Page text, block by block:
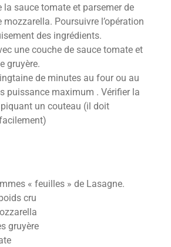
la sauce tomate et parsemer de
mozzarella. Poursuivre l’opération
des ingrédients.
une couche de sauce tomate et
gruyère.
de minutes au four ou au
puissance maximum . Vérifier la
un couteau (il doit
« feuilles » de Lasagne.
cru
gruyère